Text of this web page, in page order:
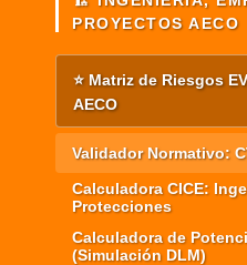
PROYECTOS AECO
⭐ Matriz de Riesgos
AECO
Validador Normativo:
Calculadora CICE:
Protecciones
Calculadora de
(Simulación DLM)